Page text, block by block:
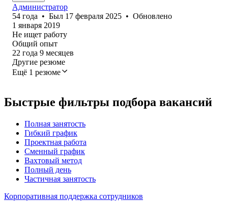
Администратор
54 года • Был 17 февраля 2025 • Обновлено
1 января 2019
Не ищет работу
Общий опыт
22 года 9 месяцев
Другие резюме
Ещё 1 резюме
Быстрые фильтры подбора вакансий
Полная занятость
Гибкий график
Проектная работа
Сменный график
Вахтовый метод
Полный день
Частичная занятость
Корпоративная поддержка сотрудников